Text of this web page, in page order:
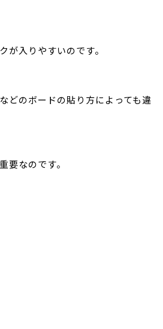
が入りやすいのです。
どのボードの貼り方によっても違
要なのです。